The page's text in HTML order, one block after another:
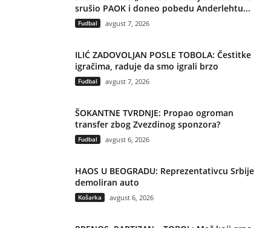
srušio PAOK i doneo pobedu Anderlehtu...
Fudbal avgust 7, 2026
ILIĆ ZADOVOLJAN POSLE TOBOLA: Čestitke
igračima, raduje da smo igrali brzo
Fudbal avgust 7, 2026
ŠOKANTNE TVRDNJE: Propao ogroman
transfer zbog Zvezdinog sponzora?
Fudbal avgust 6, 2026
HAOS U BEOGRADU: Reprezentativcu Srbije
demoliran auto
Košarka avgust 6, 2026